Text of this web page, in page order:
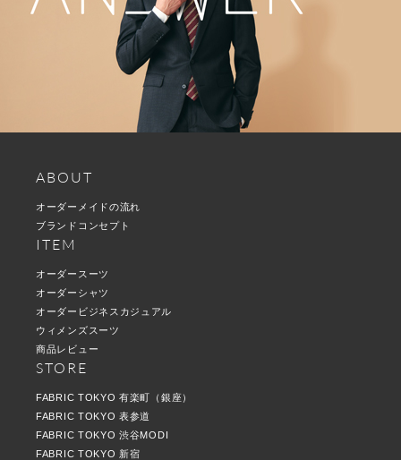
ABOUT
オーダーメイドの流れ
ブランドコンセプト
ITEM
オーダースーツ
オーダーシャツ
オーダービジネスカジュアル
ウィメンズスーツ
商品レビュー
STORE
FABRIC TOKYO 有楽町（銀座）
FABRIC TOKYO 表参道
FABRIC TOKYO 渋谷MODI
FABRIC TOKYO 新宿